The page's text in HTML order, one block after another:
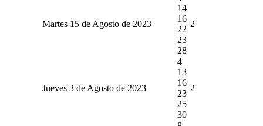
Martes 15 de Agosto de 2023
14
16
22
23
28
2
Jueves 3 de Agosto de 2023
4
13
16
23
25
30
2